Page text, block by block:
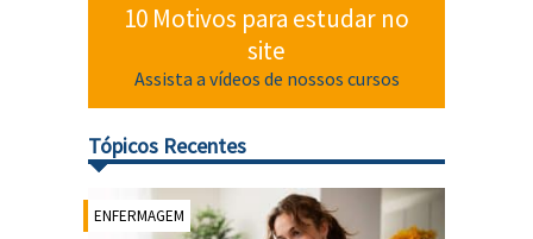
10 Motivos para estudar no
site
Assista a vídeos de nossos cursos
Tópicos Recentes
ENFERMAGEM